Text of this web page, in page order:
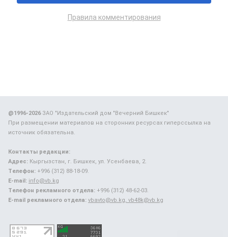
Правила комментирования
@1996-2026ЗАО "Издательский дом "Вечерний Бишкек"
При размещении материалов на сторонних ресурсах гиперссылка на
источник обязательна.
Контакты редакции:
Адрес: Кыргызстан, г. Бишкек, ул. Усенбаева, 2.
Телефон: +996 (312) 88-18-09.
E-mail: info@vb.kg
Телефон рекламного отдела: +996 (312) 48-62-03.
E-mail рекламного отдела: vbavto@vb.kg, vb48k@vb.kg